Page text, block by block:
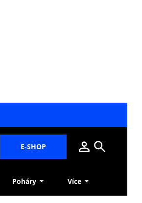
E-SHOP
Poháry Více